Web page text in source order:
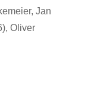
Jan
Oliver